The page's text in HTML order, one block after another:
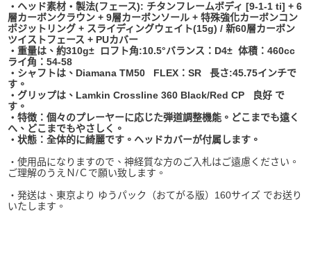
・ヘッド素材・製法(フェース): チタンフレームボディ [9-1-1 ti] + 6
層カーボンクラウン + 9層カーボンソール + 特殊強化カーボンコン
ポジットリング + スライディングウェイト(15g) / 新60層カーボン
ツイストフェース + PUカバー
・重量は、約310g± ロフト角:10.5°バランス：D4± 体積：460cc
ライ角：54-58
・シャフトは、Diamana TM50 FLEX：SR 長さ:45.75インチで
す。
・グリップは、Lamkin Crossline 360 Black/Red CP 良好 で
す。
・特徴：個々のプレーヤーに応じた弾道調整機能。どこまでも遠く
へ、どこまでもやさしく。
・状態：全体的に綺麗です。ヘッドカバーが付属します。
・使用品になりますので、神経質な方のご入札はご遠慮ください。
ご理解のうえＮ/Ｃで願い致します。
・発送は、東京より ゆうパック（おてがる版）160サイズ でお送り
いたします。